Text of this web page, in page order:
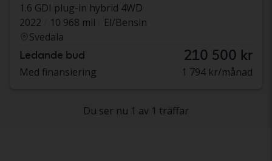
1.6 GDI plug-in hybrid 4WD
2022
10 968 mil
El/Bensin
Svedala
Ledande bud 210 500 kr
Med finansiering 1 794 kr/månad
Du ser nu 1 av 1 träffar